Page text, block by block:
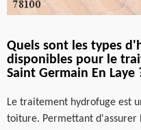
Quels sont les types
disponibles pour le
Saint Germain En Laye
Le traitement hydrofuge est
toiture. Permettant